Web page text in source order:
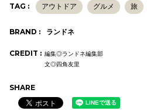
TAG : アウトドア グルメ 旅
BRAND : ランドネ
CREDIT : 編集◎ランドネ編集部
文◎四角友里
SHARE